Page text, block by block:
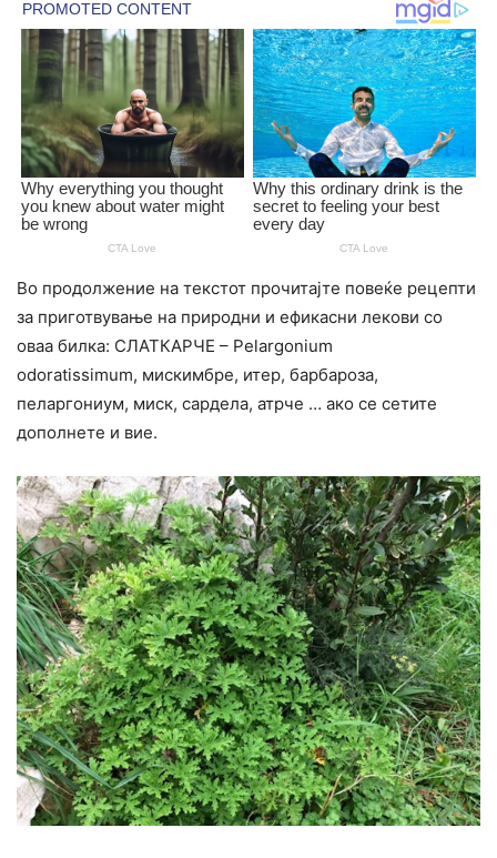
Во продолжение на текстот прочитајте повеќе рецепти
за приготвување на природни и ефикасни лекови со
оваа билка: СЛАТКАРЧЕ – Pelargonium
odoratissimum, мискимбре, итер, барбароза,
пеларгониум, миск, сардела, атрче … ако се сетите
дополнете и вие.